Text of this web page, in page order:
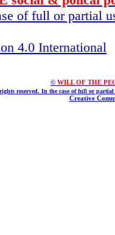
of full or partial
4.0 International
© WILL OF THE
reserved. In the case of full or
Creative